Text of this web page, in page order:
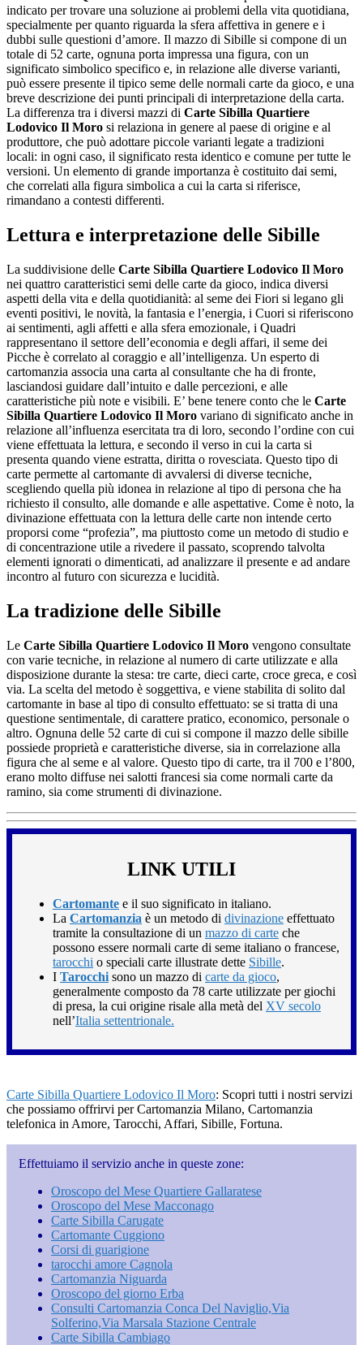
indicato per trovare una soluzione ai problemi della vita quotidiana,
specialmente per quanto riguarda la sfera affettiva in genere e i
dubbi sulle questioni d’amore. Il mazzo di Sibille si compone di un
totale di 52 carte, ognuna porta impressa una figura, con un
significato simbolico specifico e, in relazione alle diverse varianti,
può essere presente il tipico seme delle normali carte da gioco, e una
breve descrizione dei punti principali di interpretazione della carta.
La differenza tra i diversi mazzi di Carte Sibilla Quartiere
Lodovico Il Moro si relaziona in genere al paese di origine e al
produttore, che può adottare piccole varianti legate a tradizioni
locali: in ogni caso, il significato resta identico e comune per tutte le
versioni. Un elemento di grande importanza è costituito dai semi,
che correlati alla figura simbolica a cui la carta si riferisce,
rimandano a contesti differenti.
Lettura e interpretazione delle Sibille
La suddivisione delle Carte Sibilla Quartiere Lodovico Il Moro
nei quattro caratteristici semi delle carte da gioco, indica diversi
aspetti della vita e della quotidianità: al seme dei Fiori si legano gli
eventi positivi, le novità, la fantasia e l’energia, i Cuori si riferiscono
ai sentimenti, agli affetti e alla sfera emozionale, i Quadri
rappresentano il settore dell’economia e degli affari, il seme dei
Picche è correlato al coraggio e all’intelligenza. Un esperto di
cartomanzia associa una carta al consultante che ha di fronte,
lasciandosi guidare dall’intuito e dalle percezioni, e alle
caratteristiche più note e visibili. E’ bene tenere conto che le Carte
Sibilla Quartiere Lodovico Il Moro variano di significato anche in
relazione all’influenza esercitata tra di loro, secondo l’ordine con cui
viene effettuata la lettura, e secondo il verso in cui la carta si
presenta quando viene estratta, diritta o rovesciata. Questo tipo di
carte permette al cartomante di avvalersi di diverse tecniche,
scegliendo quella più idonea in relazione al tipo di persona che ha
richiesto il consulto, alle domande e alle aspettative. Come è noto, la
divinazione effettuata con la lettura delle carte non intende certo
proporsi come “profezia”, ma piuttosto come un metodo di studio e
di concentrazione utile a rivedere il passato, scoprendo talvolta
elementi ignorati o dimenticati, ad analizzare il presente e ad andare
incontro al futuro con sicurezza e lucidità.
La tradizione delle Sibille
Le Carte Sibilla Quartiere Lodovico Il Moro vengono consultate
con varie tecniche, in relazione al numero di carte utilizzate e alla
disposizione durante la stesa: tre carte, dieci carte, croce greca, e così
via. La scelta del metodo è soggettiva, e viene stabilita di solito dal
cartomante in base al tipo di consulto effettuato: se si tratta di una
questione sentimentale, di carattere pratico, economico, personale o
altro. Ognuna delle 52 carte di cui si compone il mazzo delle sibille
possiede proprietà e caratteristiche diverse, sia in correlazione alla
figura che al seme e al valore. Questo tipo di carte, tra il 700 e l’800,
erano molto diffuse nei salotti francesi sia come normali carte da
ramino, sia come strumenti di divinazione.
LINK UTILI
Cartomante e il suo significato in italiano.
La Cartomanzia è un metodo di divinazione effettuato
tramite la consultazione di un mazzo di carte che
possono essere normali carte di seme italiano o francese,
tarocchi o speciali carte illustrate dette Sibille.
I Tarocchi sono un mazzo di carte da gioco,
generalmente composto da 78 carte utilizzate per giochi
di presa, la cui origine risale alla metà del XV secolo
nell’Italia settentrionale.
Carte Sibilla Quartiere Lodovico Il Moro: Scopri tutti i nostri servizi
che possiamo offrirvi per Cartomanzia Milano, Cartomanzia
telefonica in Amore, Tarocchi, Affari, Sibille, Fortuna.
Effettuiamo il servizio anche in queste zone:
Oroscopo del Mese Quartiere Gallaratese
Oroscopo del Mese Macconago
Carte Sibilla Carugate
Cartomante Cuggiono
Corsi di guarigione
tarocchi amore Cagnola
Cartomanzia Niguarda
Oroscopo del giorno Erba
Consulti Cartomanzia Conca Del Naviglio​,Via
Solferino,Via Marsala​ Stazione Centrale
Carte Sibilla Cambiago